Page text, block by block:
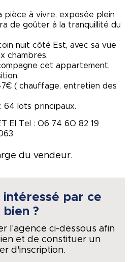
pièce à vivre, exposée plein
de goûter à la tranquillité du
nuit côté Est, avec sa vue
chambres.
cet appartement.
( chauffage, entretien des
64 lots principaux.
EI Tel : O6 74 6O 82 19
du vendeur.
intéressé par ce
bien ?
l'agence ci-dessous afin
et de constituer un
d'inscription.